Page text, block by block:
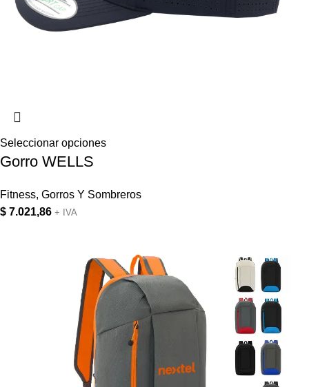
Seleccionar opciones
Gorro WELLS
Fitness, Gorros Y Sombreros
$ 7.021,86 + IVA